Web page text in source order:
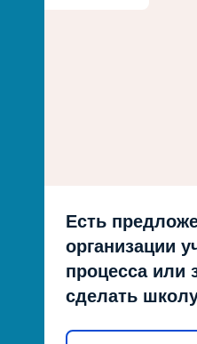
Есть
организации
процесса или
сделать